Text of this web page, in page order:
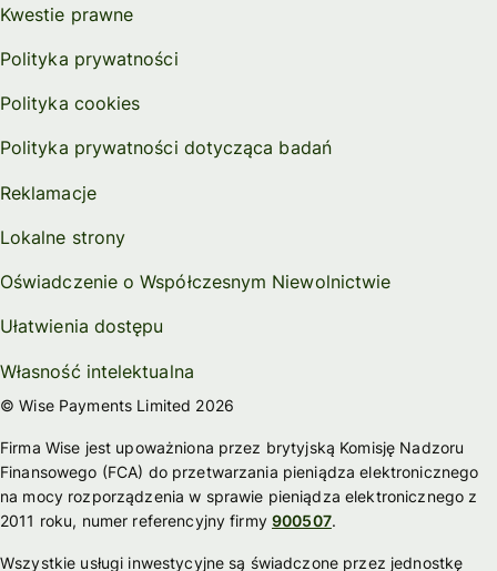
Kwestie prawne
Polityka prywatności
Polityka cookies
Polityka prywatności dotycząca badań
Reklamacje
Lokalne strony
Oświadczenie o Współczesnym Niewolnictwie
Ułatwienia dostępu
Własność intelektualna
© Wise Payments Limited 2026
Firma Wise jest upoważniona przez brytyjską Komisję Nadzoru
Finansowego (FCA) do przetwarzania pieniądza elektronicznego
na mocy rozporządzenia w sprawie pieniądza elektronicznego z
2011 roku, numer referencyjny firmy900507.
Wszystkie usługi inwestycyjne są świadczone przez jednostkę